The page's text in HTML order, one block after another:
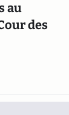
au
des